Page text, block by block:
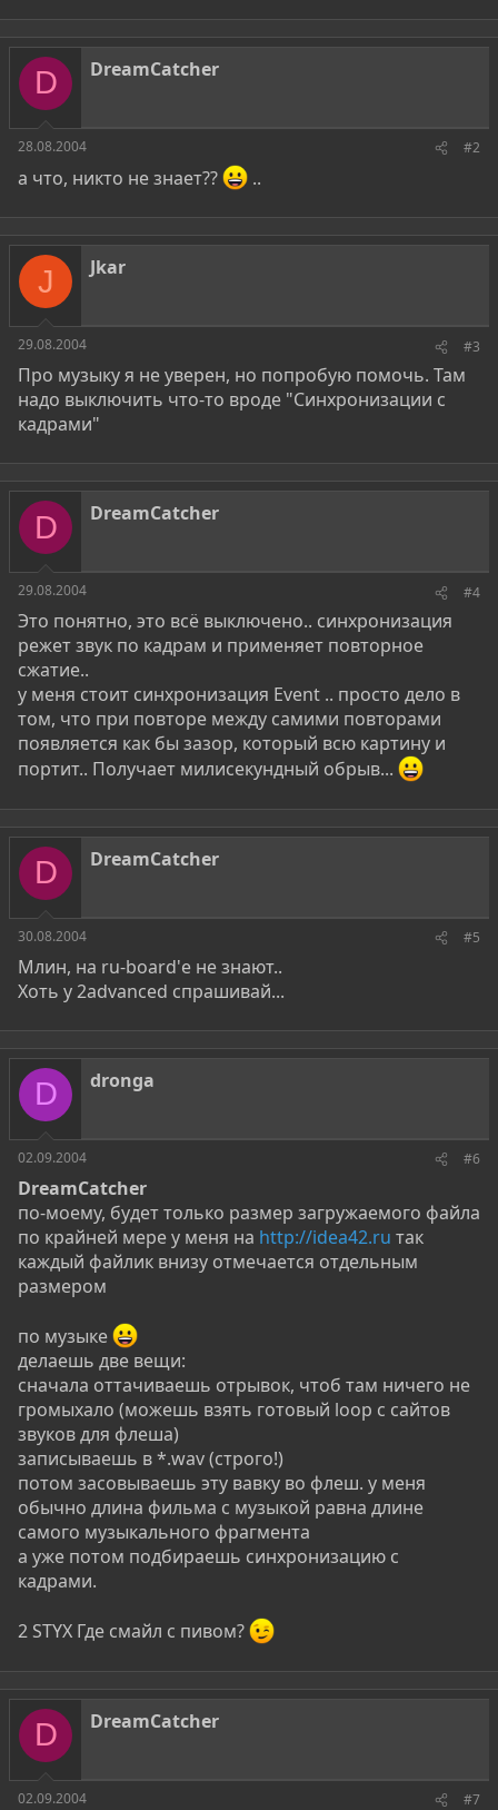
D DreamCatcher
28.08.2004 #2
а что, никто не знает?? ..
J Jkar
29.08.2004 #3
Про музыку я не уверен, но попробую помочь. Там
надо выключить что-то вроде "Синхронизации с
кадрами"
D DreamCatcher
29.08.2004 #4
Это понятно, это всё выключено.. синхронизация
режет звук по кадрам и применяет повторное
сжатие..
у меня стоит синхронизация Event .. просто дело в
том, что при повторе между самими повторами
появляется как бы зазор, который всю картину и
портит.. Получает милисекундный обрыв...
D DreamCatcher
30.08.2004 #5
Млин, на ru-board'е не знают..
Хоть у 2advanced спрашивай...
D dronga
02.09.2004 #6
DreamCatcher
по-моему, будет только размер загружаемого файла
по крайней мере у меня на http://idea42.ru так
каждый файлик внизу отмечается отдельным
размером
по музыке
делаешь две вещи:
сначала оттачиваешь отрывок, чтоб там ничего не
громыхало (можешь взять готовый loop с сайтов
звуков для флеша)
записываешь в *.wav (строго!)
потом засовываешь эту вавку во флеш. у меня
обычно длина фильма с музыкой равна длине
самого музыкального фрагмента
а уже потом подбираешь синхронизацию с
кадрами.
2 STYX Где смайл с пивом?
D DreamCatcher
02.09.2004 #7